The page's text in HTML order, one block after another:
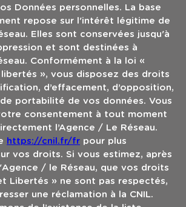
Données personnelles. La base
repose sur l'intérêt légitime de
Elles sont conservées jusqu'à
et sont destinées à
Conformément à la loi «
», vous disposez des droits
d’effacement, d’opposition,
portabilité de vos données. Vous
consentement à tout moment
l’Agence / Le Réseau.
https://cnil.fr/fr pour plus
vos droits. Si vous estimez, après
/ le Réseau, que vos droits
Libertés » ne sont pas respectés,
une réclamation à la CNIL.